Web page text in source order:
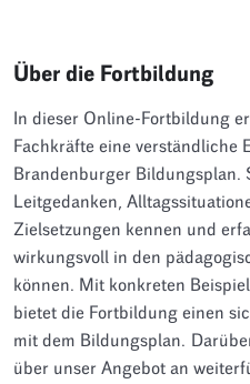
Über die Fortbildung
In dieser Online-Fortbildung
Fachkräfte eine verständliche
Brandenburger Bildungsplan.
Leitgedanken,
Zielsetzungen kennen und
wirkungsvoll in den
können. Mit konkreten
bietet die Fortbildung einen
mit dem Bildungsplan.
über unser Angebot an